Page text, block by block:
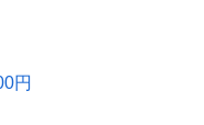
円